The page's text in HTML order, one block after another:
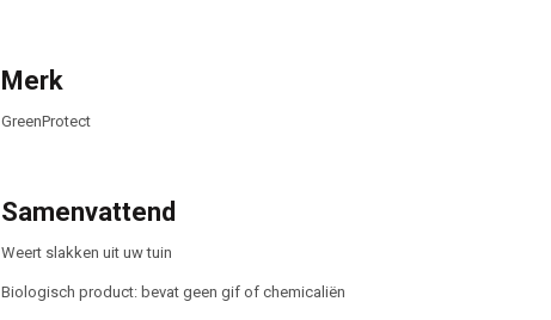
Merk
GreenProtect
Samenvattend
Weert slakken uit uw tuin
Biologisch product: bevat geen gif of chemicaliën